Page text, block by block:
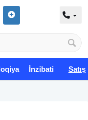
İnzibati Satış